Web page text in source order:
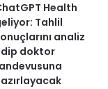
Health
Tahlil
analiz
doktor